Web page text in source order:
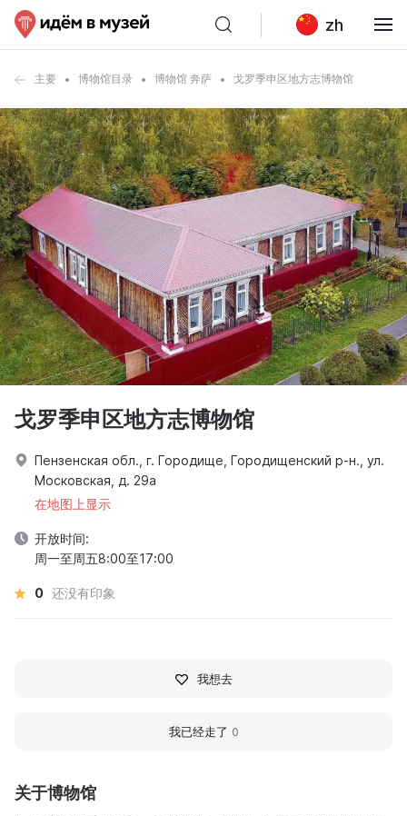
zh
主要 博物馆目录 博物馆 奔萨 戈罗季申区地方志博物馆
关于博物馆
戈罗季申区地方志博物馆
Пензенская обл., г. Городище, Городищенский р-н., ул.
Московская, д. 29а
在地图上显示
开放时间:
周一至周五8:00至17:00
0 还没有印象
我想去
我已经走了 0